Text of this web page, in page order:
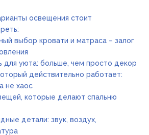
освещения стоит
выбор кровати и матраса – залог
для уюта: больше, чем просто декор
действительно работает:
не хаос
которые делают спальню
детали: звук, воздух,